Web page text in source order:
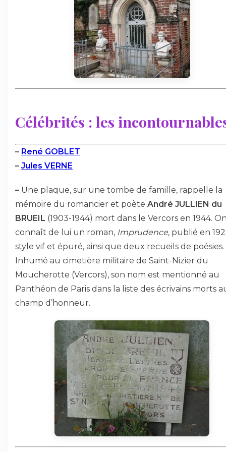
Célébrités : les
– René GOBLET
– Jules VERNE
– Une plaque, sur une tombe de famille, rappelle la
mémoire du romancier et poète André JULLIEN du
BRUEIL (1903-1944) mort dans le Vercors en 1944.
connaît de lui un roman, Imprudence, publié en
style vif et épuré, ainsi que deux recueils de poésies.
Inhumé au cimetière militaire de Saint-Nizier du
Moucherotte (Vercors), son nom est mentionné au
Panthéon de Paris dans la liste des écrivains morts
champ d’honneur.